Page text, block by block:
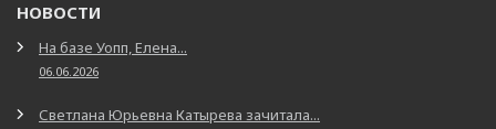
НОВОСТИ
На базе Уопп, Елена...
06.06.2026
Светлана Юрьевна Катырева зачитала...